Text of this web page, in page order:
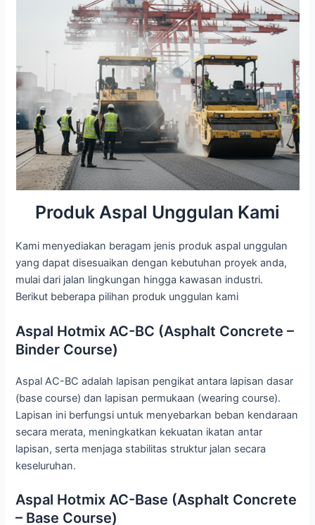
Produk Aspal Unggulan Kami
Kami menyediakan beragam jenis produk aspal unggulan
yang dapat disesuaikan dengan kebutuhan proyek anda,
mulai dari jalan lingkungan hingga kawasan industri.
Berikut beberapa pilihan produk unggulan kami
Aspal Hotmix AC-BC (Asphalt Concrete –
Binder Course)
Aspal AC-BC adalah lapisan pengikat antara lapisan dasar
(base course) dan lapisan permukaan (wearing course).
Lapisan ini berfungsi untuk menyebarkan beban kendaraan
secara merata, meningkatkan kekuatan ikatan antar
lapisan, serta menjaga stabilitas struktur jalan secara
keseluruhan.
Aspal Hotmix AC-Base (Asphalt Concrete
– Base Course)